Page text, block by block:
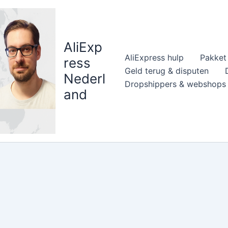
AliExp
ress
Nederl
and
AliExpress hulp
Geld terug & disputen
Dropshippers & webshops